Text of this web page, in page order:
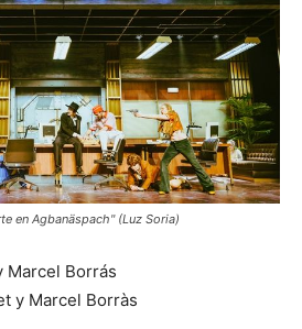
en Agbanäspach" (Luz Soria)
Marcel Borrás
y Marcel Borràs